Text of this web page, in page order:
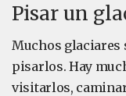
Pisar un
Muchos glaciares
pisarlos. Hay
visitarlos,